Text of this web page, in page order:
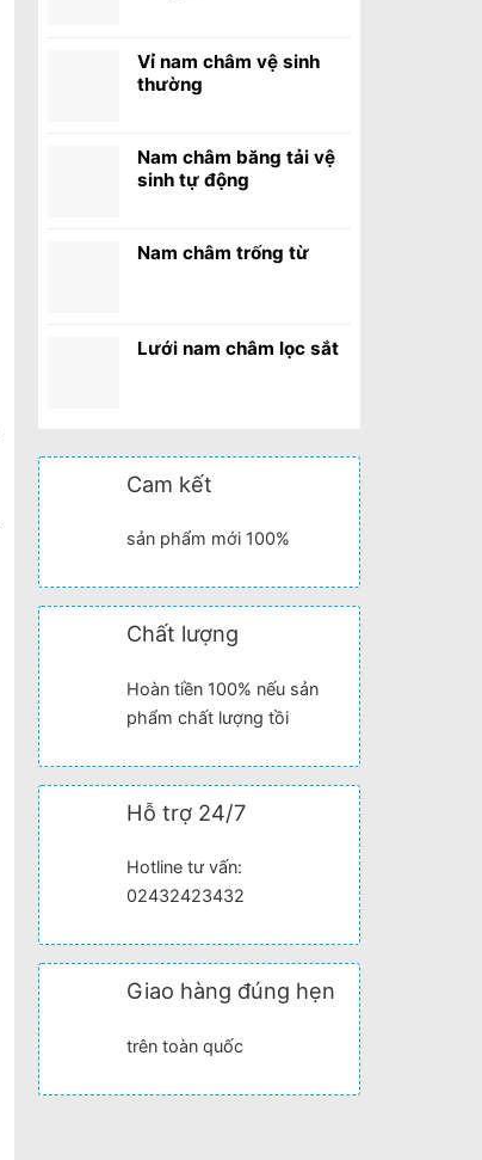
Vỉ nam châm vệ sinh
thường
Nam châm băng tải vệ
sinh tự động
Nam châm trống từ
Lưới nam châm lọc sắt
Cam kết
sản phẩm mới 100%
Chất lượng
Hoàn tiền 100% nếu sản
phẩm chất lượng tồi
Hỗ trợ 24/7
Hotline tư vấn:
02432423432
Giao hàng đúng hẹn
trên toàn quốc